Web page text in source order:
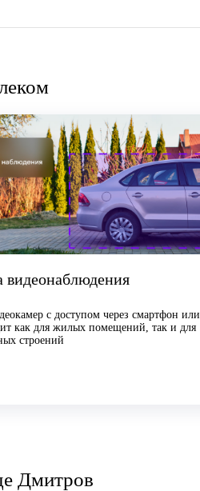
видеонаблюдения
с доступом через смартфон или
как для жилых помещений, так и для
строений
Дмитров